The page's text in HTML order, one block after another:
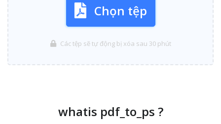
Chọn tệp
Các tệp sẽ tự động bị xóa sau 30 phút
whatis pdf_to_ps ?